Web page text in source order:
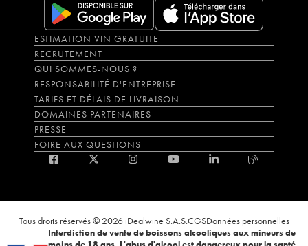
ESTIMATION VIN GRATUITE
RECRUTEMENT
QUI SOMMES-NOUS ?
RESPONSABILITÉ D'ENTREPRISE
TARIFS ET DÉLAIS DE LIVRAISON
DOMAINES PARTENAIRES
PRESSE
FOIRE AUX QUESTIONS
Tous droits réservés © 2026 iDealwine S.A.S.CGSDonnées personnelles
Interdiction de vente de boissons alcooliques aux mineurs de